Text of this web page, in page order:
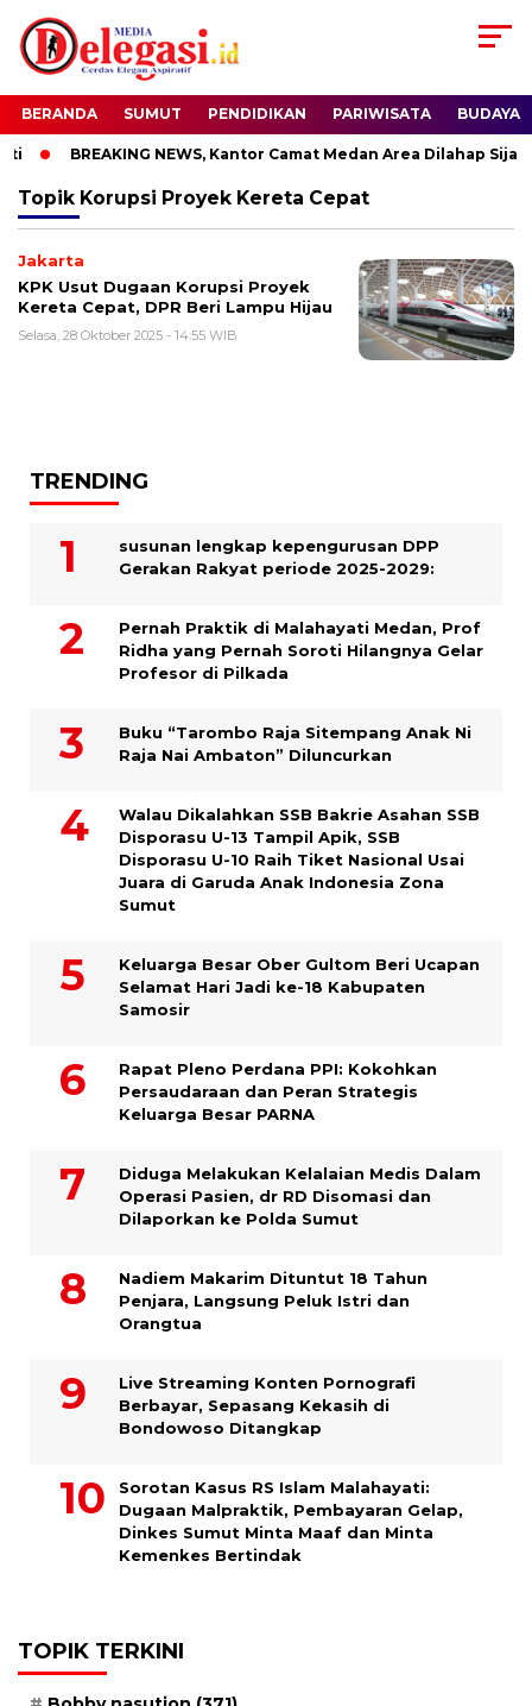
BERANDA SUMUT PENDIDIKAN PARIWISATA BUDAYA
BREAKING NEWS, Kantor Camat Medan Area Dilahap
Topik Korupsi Proyek Kereta Cepat
Jakarta
KPK Usut Dugaan Korupsi Proyek
Kereta Cepat, DPR Beri Lampu Hijau
Selasa, 28 Oktober 2025 - 14:55 WIB
TRENDING
susunan lengkap kepengurusan DPP
Gerakan Rakyat periode 2025-2029:
Pernah Praktik di Malahayati Medan, Prof
Ridha yang Pernah Soroti Hilangnya Gelar
Profesor di Pilkada
Buku “Tarombo Raja Sitempang Anak Ni
Raja Nai Ambaton” Diluncurkan
Walau Dikalahkan SSB Bakrie Asahan SSB
Disporasu U-13 Tampil Apik, SSB
Disporasu U-10 Raih Tiket Nasional Usai
Juara di Garuda Anak Indonesia Zona
Sumut
Keluarga Besar Ober Gultom Beri Ucapan
Selamat Hari Jadi ke-18 Kabupaten
Samosir
Rapat Pleno Perdana PPI: Kokohkan
Persaudaraan dan Peran Strategis
Keluarga Besar PARNA
Diduga Melakukan Kelalaian Medis Dalam
Operasi Pasien, dr RD Disomasi dan
Dilaporkan ke Polda Sumut
​Nadiem Makarim Dituntut 18 Tahun
Penjara, Langsung Peluk Istri dan
Orangtua
Live Streaming Konten Pornografi
Berbayar, Sepasang Kekasih di
Bondowoso Ditangkap
Sorotan Kasus RS Islam Malahayati:
Dugaan Malpraktik, Pembayaran Gelap,
Dinkes Sumut Minta Maaf dan Minta
Kemenkes Bertindak
TOPIK TERKINI